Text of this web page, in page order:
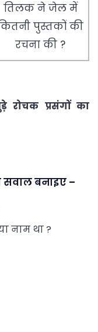
तिलक ने जेल में
पुस्तकों की
रचना की ?
प्रसंगों का
सवाल बनाइए –
नाम था ?